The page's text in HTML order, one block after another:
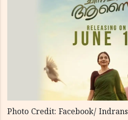
Photo Credit: Facebook/ Indrans